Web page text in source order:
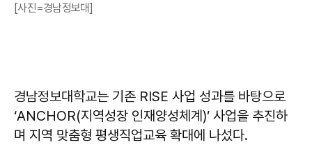
[사진=경남정보대]
경남정보대학교는 기존 RISE 사업 성과를 바탕으로
‘ANCHOR(지역성장 인재양성체계)’ 사업을 추진하
며 지역 맞춤형 평생직업교육 확대에 나섰다.